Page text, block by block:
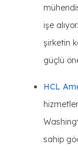
işe
şirketin
güçlü
HCL
sahip